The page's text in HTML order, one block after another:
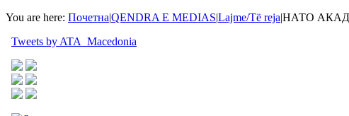
You are here: Почетна|QENDRA E MEDIAS|Lajme/Të reja|НАТО
Tweets by ATA_Macedonia